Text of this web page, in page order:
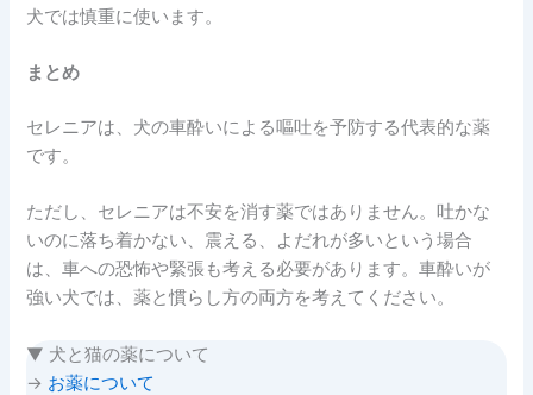
犬では慎重に使います。
まとめ
セレニアは、犬の車酔いによる嘔吐を予防する代表的な薬
です。
ただし、セレニアは不安を消す薬ではありません。吐かな
いのに落ち着かない、震える、よだれが多いという場合
は、車への恐怖や緊張も考える必要があります。車酔いが
強い犬では、薬と慣らし方の両方を考えてください。
▼ 犬と猫の薬について
→ お薬について